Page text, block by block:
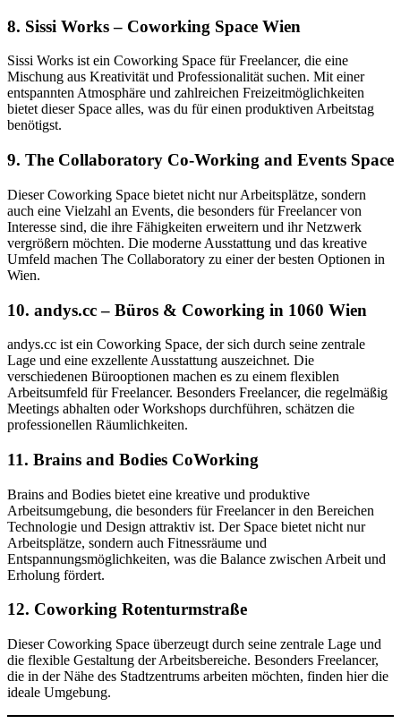
8. Sissi Works – Coworking Space Wien
Sissi Works ist ein Coworking Space für Freelancer, die eine
Mischung aus Kreativität und Professionalität suchen. Mit einer
entspannten Atmosphäre und zahlreichen Freizeitmöglichkeiten
bietet dieser Space alles, was du für einen produktiven Arbeitstag
benötigst.
9. The Collaboratory Co-Working and Events Space
Dieser Coworking Space bietet nicht nur Arbeitsplätze, sondern
auch eine Vielzahl an Events, die besonders für Freelancer von
Interesse sind, die ihre Fähigkeiten erweitern und ihr Netzwerk
vergrößern möchten. Die moderne Ausstattung und das kreative
Umfeld machen The Collaboratory zu einer der besten Optionen in
Wien.
10. andys.cc – Büros & Coworking in 1060 Wien
andys.cc ist ein Coworking Space, der sich durch seine zentrale
Lage und eine exzellente Ausstattung auszeichnet. Die
verschiedenen Bürooptionen machen es zu einem flexiblen
Arbeitsumfeld für Freelancer. Besonders Freelancer, die regelmäßig
Meetings abhalten oder Workshops durchführen, schätzen die
professionellen Räumlichkeiten.
11. Brains and Bodies CoWorking
Brains and Bodies bietet eine kreative und produktive
Arbeitsumgebung, die besonders für Freelancer in den Bereichen
Technologie und Design attraktiv ist. Der Space bietet nicht nur
Arbeitsplätze, sondern auch Fitnessräume und
Entspannungsmöglichkeiten, was die Balance zwischen Arbeit und
Erholung fördert.
12. Coworking Rotenturmstraße
Dieser Coworking Space überzeugt durch seine zentrale Lage und
die flexible Gestaltung der Arbeitsbereiche. Besonders Freelancer,
die in der Nähe des Stadtzentrums arbeiten möchten, finden hier die
ideale Umgebung.